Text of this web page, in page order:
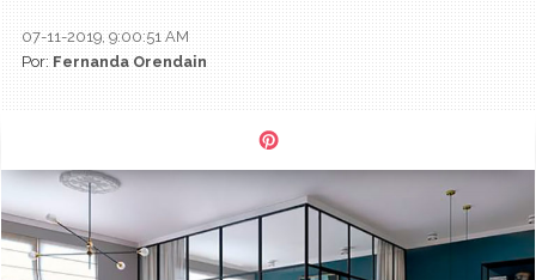
07-11-2019, 9:00:51 AM
Por:Fernanda Orendain